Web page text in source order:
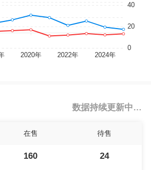
数据持续更新中…
在售 待售
160 24